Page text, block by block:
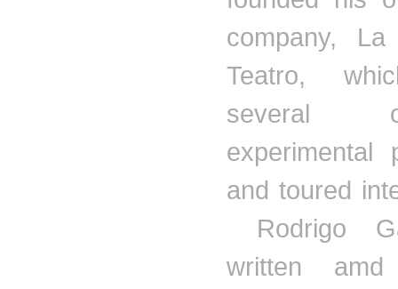
company,
Teatro,
experimental
and toured
Rodrigo
written amd